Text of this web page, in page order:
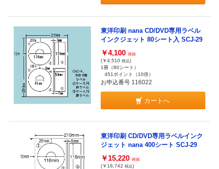
東洋印刷 nana CD/DVD専用ラベル
インクジェット 80シート入 SCJ-29
￥4,100 税抜
(￥4,510 税込)
1冊（80シート）
451ポイント
（10倍）
お申込番号 116022
カートへ
東洋印刷 CD/DVD専用ラベルインク
ジェット nana 400シート SCJ-29
￥15,220 税抜
(￥16,742 税込)